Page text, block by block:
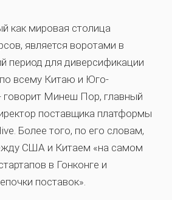
как мировая столица
является воротами в
период для диверсификации
всему Китаю и Юго-
говорит Минеш Пор, главный
поставщика платформы
Более того, по его словам,
США и Китаем «на самом
в Гонконге и
поставок».